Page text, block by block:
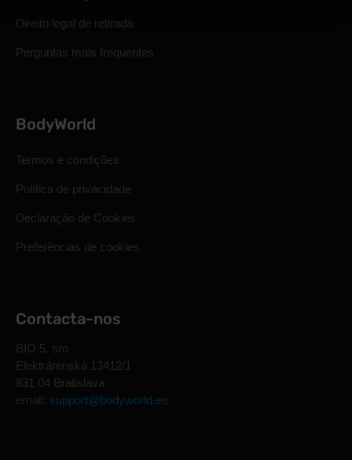
Direito legal de retirada
Perguntas mais frequentes
BodyWorld
Termos e condições
Política de privacidade
Declaração de Cookies
Preferências de cookies
Contacta-nos
BIO 5, sro
Elektrárenská 13412/1
831 04 Bratislava
email: support@bodyworld.eu